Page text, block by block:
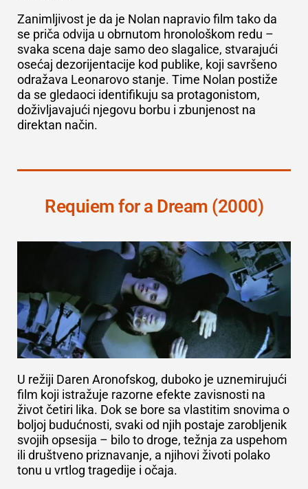
Zanimljivost je da je Nolan napravio film tako da
se priča odvija u obrnutom hronološkom redu –
svaka scena daje samo deo slagalice, stvarajući
osećaj dezorijentacije kod publike, koji savršeno
odražava Leonarovo stanje. Time Nolan postiže
da se gledaoci identifikuju sa protagonistom,
doživljavajući njegovu borbu i zbunjenost na
direktan način.
Requiem for a Dream (2000)
U režiji Daren Aronofskog, duboko je uznemirujući
film koji istražuje razorne efekte zavisnosti na
život četiri lika. Dok se bore sa vlastitim snovima o
boljoj budućnosti, svaki od njih postaje zarobljenik
svojih opsesija – bilo to droge, težnja za uspehom
ili društveno priznavanje, a njihovi životi polako
tonu u vrtlog tragedije i očaja.